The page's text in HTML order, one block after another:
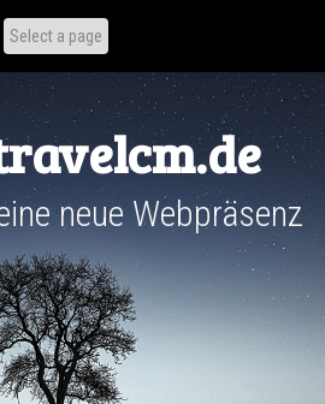
neue Webpräsenz